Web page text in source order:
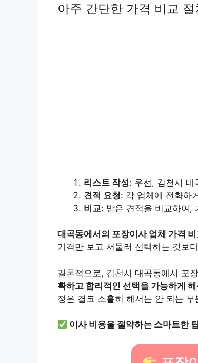
아주 간단한 가격 비교 절
리스트 작성: 우선, 김천시 대
견적 요청: 각 업체에 전화하
비교: 받은 견적을 비교하여,
대곡동에서의 포장이사 업체 가격
가격만 보고 서둘러 선택하는 것보
결론적으로, 김천시 대곡동에서 포
확하고 합리적인 선택을 가능하게
정은 결코 소홀히 해서는 안 되는 부
이사 비용을 절약하는 스마트한